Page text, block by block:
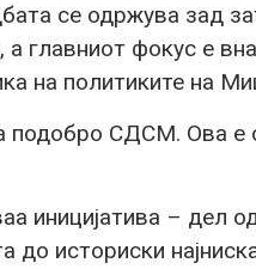
се одржува зад
а главниот фокус е
на политиките на
подобро СДСМ. Ова е
иницијатива – дел
до историски